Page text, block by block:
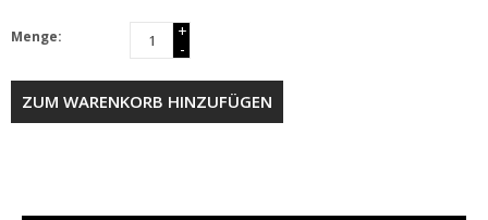
Menge:
+
-
ZUM WARENKORB HINZUFÜGEN